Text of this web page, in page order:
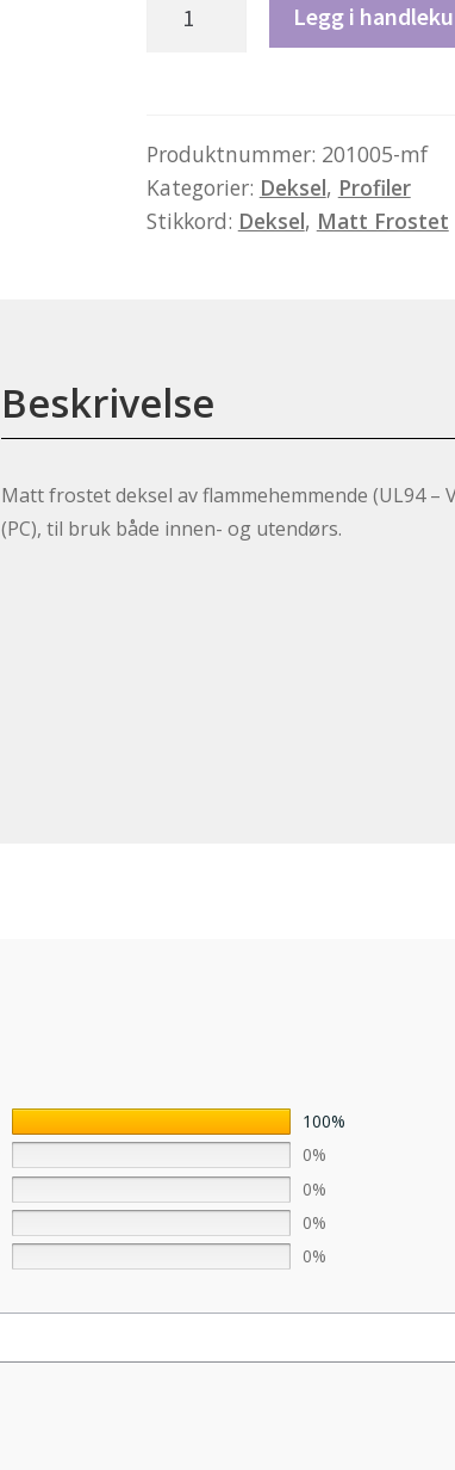
matt
frostet
antall
Legg i
Produktnummer: 201005-mf
Kategorier: Deksel, Profiler
Stikkord: Deksel, Matt Frostet
Beskrivelse
Matt frostet deksel av flammehemmende (UL94
(PC), til bruk både innen- og utendørs.
100%
0%
0%
0%
0%